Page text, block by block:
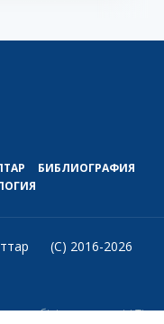
БИБЛИОГРАФИЯ
(C) 2016-2026
білім министрлігі Тіл